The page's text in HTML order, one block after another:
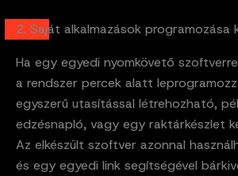
2. Saját alkalmazások programozása
Ha egy egyedi nyomkövető
a rendszer percek alatt
egyszerű utasítással létrehozható,
edzésnapló, vagy egy raktárkészlet
Az elkészült szoftver azonnal
és egy egyedi link segítségével